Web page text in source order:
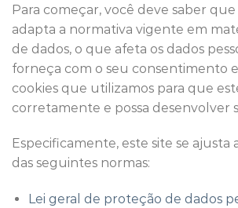
Para começar, você deve saber que
adapta a normativa vigente em
de dados, o que afeta os dados
forneça com o seu consentimento
cookies que utilizamos para que
corretamente e possa desenvolver
Especificamente, este site se
das seguintes normas:
Lei geral de proteção de dados